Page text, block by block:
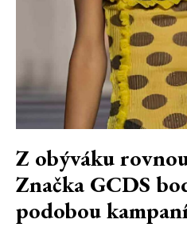
Z obýváku
Značka GCDS
podobou